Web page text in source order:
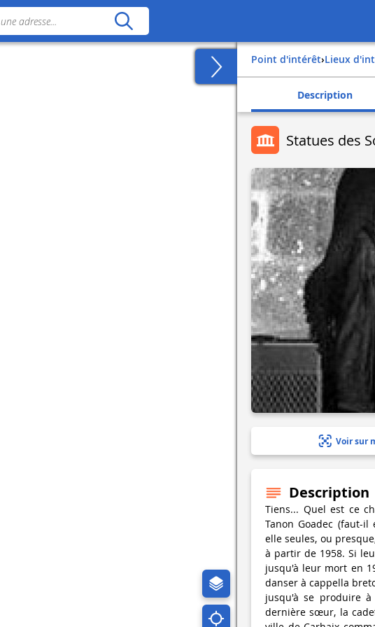
Point d'intérêt› Lieux
Description
Statues des
Voir sur
Description
Tiens... Quel est ce
Tanon Goadec (faut-
elle seules, ou
à partir de 1958. Si
jusqu'à leur mort en
danser à cappella
jusqu'à se produire
dernière sœur, la